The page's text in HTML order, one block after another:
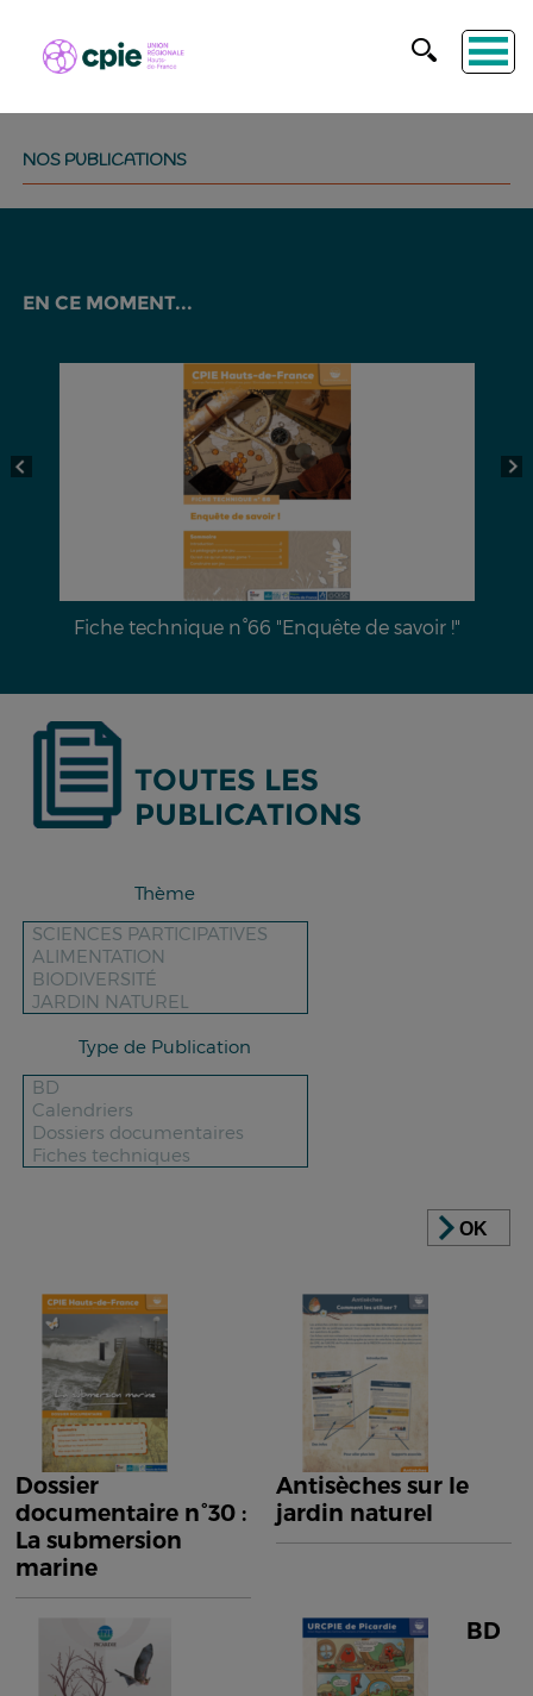
NOS PUBLICATIONS
EN CE MOMENT...
Dossier documentaire n°28 : L’érosion hydrique
TOUTES LES
PUBLICATIONS
Thème
Type de Publication
OK
Dossier
documentaire n°30 :
La submersion
marine
Antisèches sur le
jardin naturel
BD